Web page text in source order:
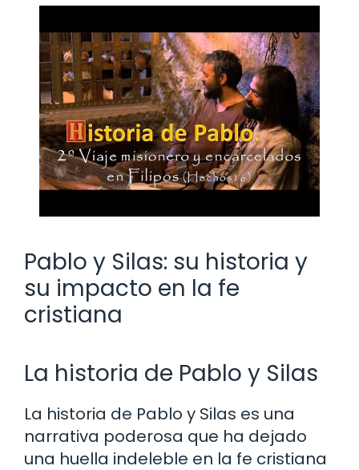
Pablo y Silas: su historia y
su impacto en la fe
cristiana
La historia de Pablo y Silas
La historia de Pablo y Silas es una
narrativa poderosa que ha dejado
una huella indeleble en la fe cristiana